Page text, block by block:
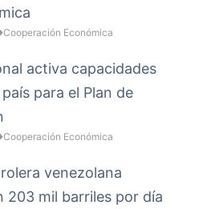
Cooperación Económica
activa capacidades
para el Plan de
Cooperación Económica
venezolana
203 mil barriles por día